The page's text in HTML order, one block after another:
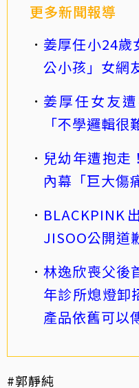
更多新聞報導
姜厚任小24歲
公小孩」女網
姜厚任女友
「不學邏輯很
兒幼年遭抱走
內幕「巨大傷
BLACKPINK
JISOO公開道
林逸欣喪父後
年診所熄燈
產品依舊可以
#郭靜純